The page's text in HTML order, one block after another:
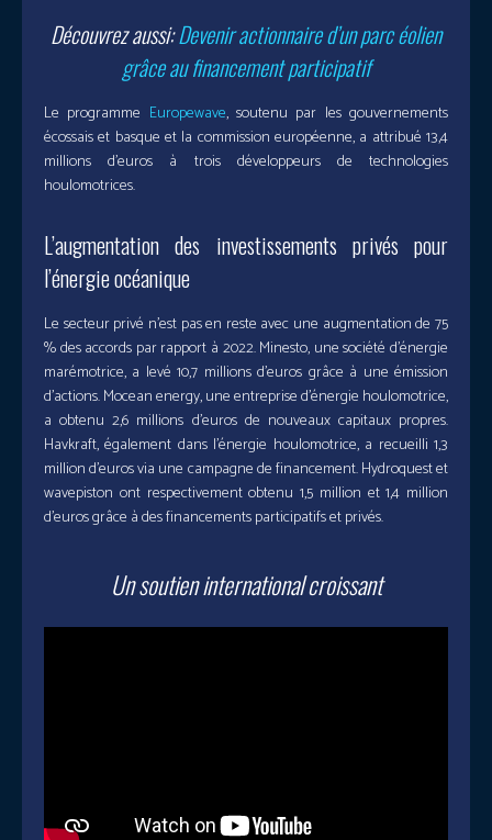
Découvrez aussi:Devenir actionnaire d’un parc éolien
grâce au financement participatif
Le programme Europewave, soutenu par les gouvernements
écossais et basque et la commission européenne, a attribué 13,4
millions d’euros à trois développeurs de technologies
houlomotrices.
L’augmentation des investissements privés pour
l’énergie océanique
Le secteur privé n’est pas en reste avec une augmentation de 75
% des accords par rapport à 2022. Minesto, une société d’énergie
marémotrice, a levé 10,7 millions d’euros grâce à une émission
d’actions. Mocean energy, une entreprise d’énergie houlomotrice,
a obtenu 2,6 millions d’euros de nouveaux capitaux propres.
Havkraft, également dans l’énergie houlomotrice, a recueilli 1,3
million d’euros via une campagne de financement. Hydroquest et
wavepiston ont respectivement obtenu 1,5 million et 1,4 million
d’euros grâce à des financements participatifs et privés.
Un soutien international croissant